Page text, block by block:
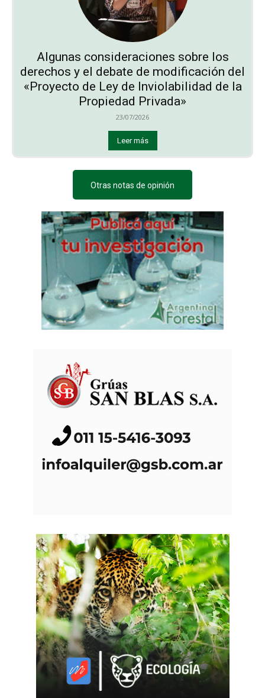
Algunas consideraciones sobre los
derechos y el debate de modificación del
«Proyecto de Ley de Inviolabilidad de la
Propiedad Privada»
23/07/2026
Leer más
Otras notas de opinión